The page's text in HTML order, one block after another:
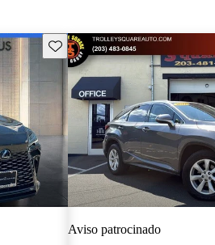
Guarda este Aviso
Aviso patrocinado